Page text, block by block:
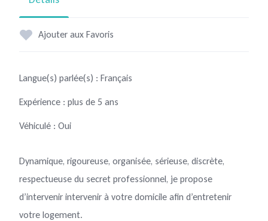
Ajouter aux Favoris
Langue(s) parlée(s) : Français
Expérience : plus de 5 ans
Véhiculé : Oui
Dynamique, rigoureuse, organisée, sérieuse, discrète,
respectueuse du secret professionnel, je propose
d’intervenir intervenir à votre domicile afin d’entretenir
votre logement.